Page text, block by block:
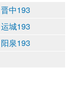
晋中193
运城193
阳泉193